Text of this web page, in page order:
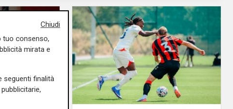
Chiudi
tuo consenso,
mirata e
seguenti finalità